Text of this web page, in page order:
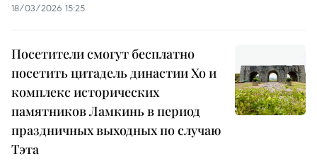
18/03/2026 15:25
Посетители смогут бесплатно
посетить цитадель династии Хо и
комплекс исторических
памятников Ламкинь в период
праздничных выходных по случаю
Тэта